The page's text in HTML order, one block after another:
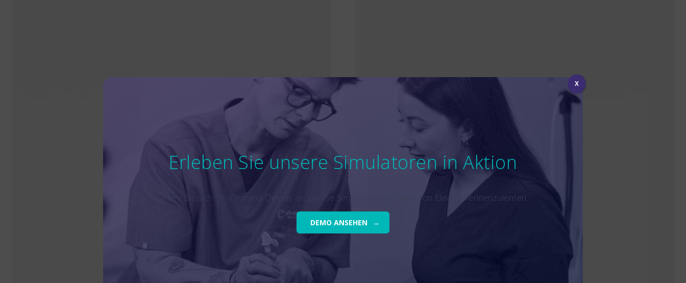
Erleben Sie unsere Simulatoren in Aktion
Sehen Sie sich On-Demand-Demos an, um die Simulationslösungen von Elevate kennenzulernen.
DEMO ANSEHEN
X